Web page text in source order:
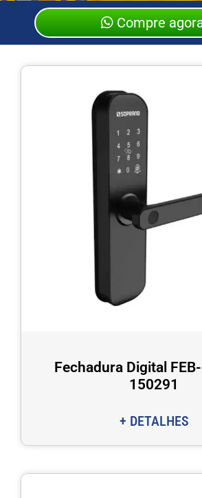
Compre
Fechadura Digital
150291
+ DETALHES